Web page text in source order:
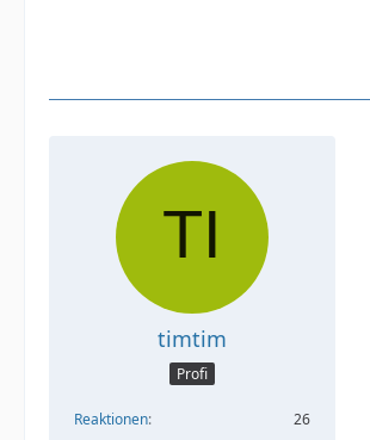
timtim
Profi
Reaktionen 26